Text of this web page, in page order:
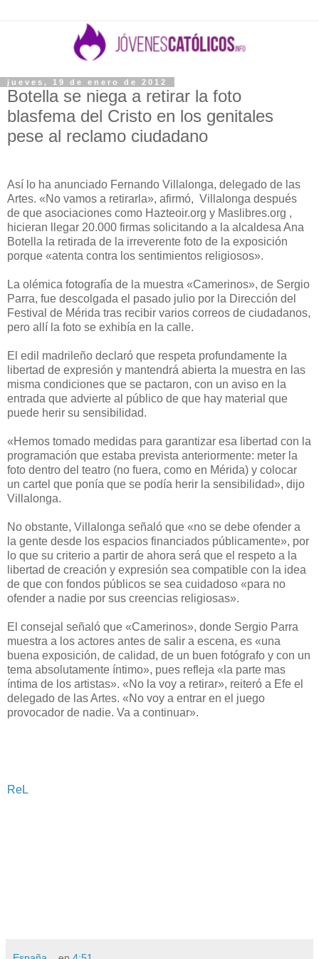
jueves, 19 de enero de 2012
Botella se niega a retirar la foto
blasfema del Cristo en los genitales
pese al reclamo ciudadano
Así lo ha anunciado Fernando Villalonga, delegado de las
Artes. «No vamos a retirarla», afirmó, Villalonga después
de que asociaciones como Hazteoir.org y Maslibres.org ,
hicieran llegar 20.000 firmas solicitando a la alcaldesa Ana
Botella la retirada de la irreverente foto de la exposición
porque «atenta contra los sentimientos religiosos».
La olémica fotografía de la muestra «Camerinos», de Sergio
Parra, fue descolgada el pasado julio por la Dirección del
Festival de Mérida tras recibir varios correos de ciudadanos,
pero allí la foto se exhibía en la calle.
El edil madrileño declaró que respeta profundamente la
libertad de expresión y mantendrá abierta la muestra en las
misma condiciones que se pactaron, con un aviso en la
entrada que advierte al público de que hay material que
puede herir su sensibilidad.
«Hemos tomado medidas para garantizar esa libertad con la
programación que estaba prevista anteriormente: meter la
foto dentro del teatro (no fuera, como en Mérida) y colocar
un cartel que ponía que se podía herir la sensibilidad», dijo
Villalonga.
No obstante, Villalonga señaló que «no se debe ofender a
la gente desde los espacios financiados públicamente», por
lo que su criterio a partir de ahora será que el respeto a la
libertad de creación y expresión sea compatible con la idea
de que con fondos públicos se sea cuidadoso «para no
ofender a nadie por sus creencias religiosas».
El consejal señaló que «Camerinos», donde Sergio Parra
muestra a los actores antes de salir a escena, es «una
buena exposición, de calidad, de un buen fotógrafo y con un
tema absolutamente íntimo», pues refleja «la parte mas
íntima de los artistas». «No la voy a retirar», reiteró a Efe el
delegado de las Artes. «No voy a entrar en el juego
provocador de nadie. Va a continuar».
ReL